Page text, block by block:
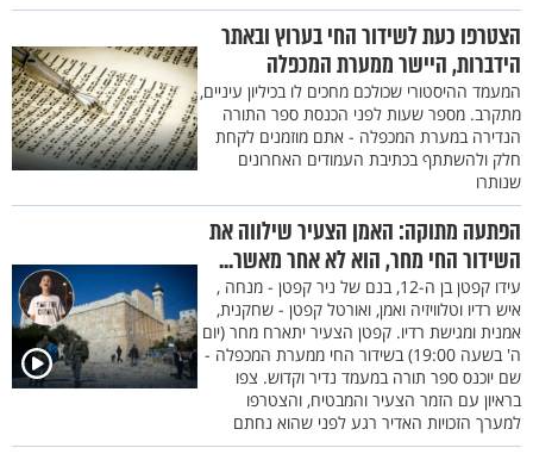
הצטרפו כעת לשידור החי בערוץ ובאתר
הידברות, היישר ממערת המכפלה
המעמד ההיסטורי שכולכם מחכים לו בכיליון עיניים,
מתקרב. מספר שעות לפני הכנסת ספר התורה
הנדירה במערת המכפלה - אתם מוזמנים לקחת
חלק ולהשתתף בכתיבת העמודים האחרונים
שנותרו
הפתעה מתוקה: האמן הצעיר שילווה את
השידור החי מחר, הוא לא אחר מאשר...
עידו קפטן בן ה-12, בנם של ניר קפטן - מנחה ,
איש רדיו וטלוויזיה ואמן, ואורטל קפטן - שחקנית,
אמנית ומגישת רדיו. קפטן הצעיר יתארח מחר (יום
ה' בשעה 19:00) בשידור החי ממערת המכפלה -
שם יוכנס ספר תורה במעמד נדיר וקדוש. צפו
בראיון עם הזמר הצעיר והמבטיח, והצטרפו
למערך הזכויות האדיר רגע לפני שהוא נחתם